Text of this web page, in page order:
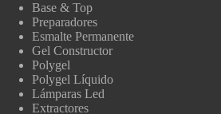
Base & Top
Preparadores
Esmalte Permanente
Gel Constructor
Polygel
Polygel Líquido
Lámparas Led
Extractores